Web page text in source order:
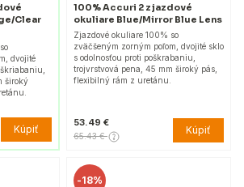
Clear
dvojité
široký
Kúpiť
100% Accuri 2 zjazdové
okuliare Blue/Mirror Blue Lens
Zjazdové okuliare 100% so
zväčšeným zorným poľom, dvojité sklo
s odolnosťou proti poškrabaniu,
trojvrstvová pena, 45 mm široký pás,
flexibilný rám z uretánu.
53.49 €
65.43 € Kúpiť
-18%